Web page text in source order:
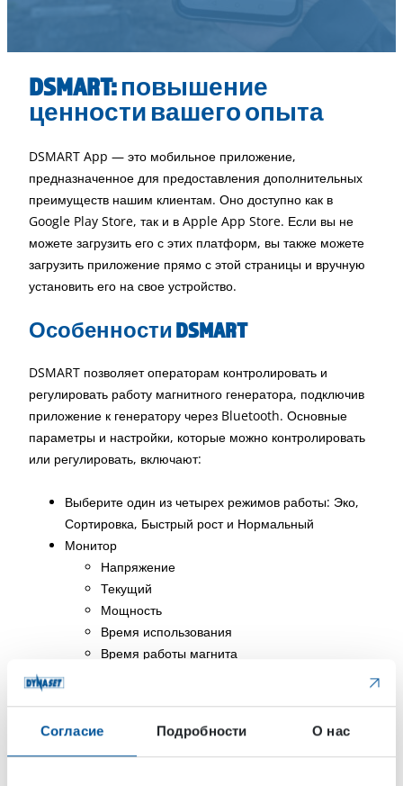
Согласие Подробности О нас
DSMART: повышение
ценности вашего опыта
DSMART App — это мобильное приложение,
предназначенное для предоставления дополнительных
преимуществ нашим клиентам. Оно доступно как в
Google Play Store, так и в Apple App Store. Если вы не
можете загрузить его с этих платформ, вы также можете
загрузить приложение прямо с этой страницы и вручную
установить его на свое устройство.
Особенности DSMART
DSMART позволяет операторам контролировать и
регулировать работу магнитного генератора, подключив
приложение к генератору через Bluetooth. Основные
параметры и настройки, которые можно контролировать
или регулировать, включают:
Выберите один из четырех режимов работы: Эко,
Сортировка, Быстрый рост и Нормальный
Монитор
Напряжение
Текущий
Мощность
Время использования
Время работы магнита
Рабочий цикл ED
Коды ошибок